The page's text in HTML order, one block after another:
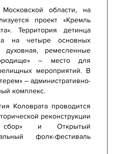
области, на
проект «Кремль
Территория детинца
на четыре основных
духовная, ремесленные
– место для
мероприятий. В
– административно-
комплекс.
Коловрата проводится
реконструкции
сбор» и Открытый
фолк-фестиваль